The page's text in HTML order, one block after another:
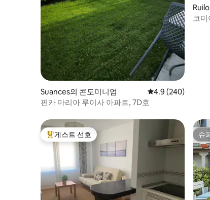
Suances의 콘도미니엄 평점 4.9점(5점 만
4.9 (240)
핀카 마리아 루이사 아파트, 7D호
코미
상위 게스트 선호
게스트 선호 슈
슈